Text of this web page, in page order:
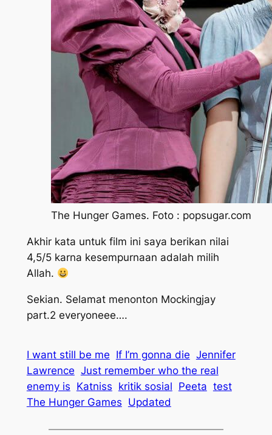
The Hunger Games. Foto : popsugar.com
Akhir kata untuk film ini saya berikan nilai
4,5/5 karna kesempurnaan adalah milih
Allah.
Sekian. Selamat menonton Mockingjay
part.2 everyoneee….
I want still be me If I’m gonna die Jennifer
Lawrence Just remember who the real
enemy is Katniss kritik sosial Peeta test
The Hunger Games Updated